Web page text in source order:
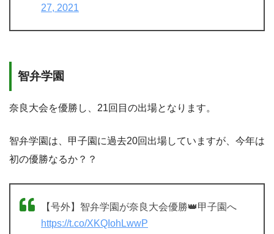
27, 2021
智弁学園
奈良大会を優勝し、21回目の出場となります。
智弁学園は、甲子園に過去20回出場していますが、今年は
初の優勝なるか？？
【号外】智弁学園が奈良大会優勝👑甲子園へ
https://t.co/XKQIohLwwP